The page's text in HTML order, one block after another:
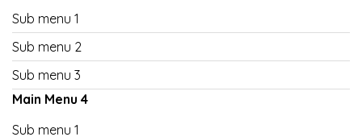
Sub menu 1
Sub menu 2
Sub menu 3
Main Menu 4
Sub menu 1